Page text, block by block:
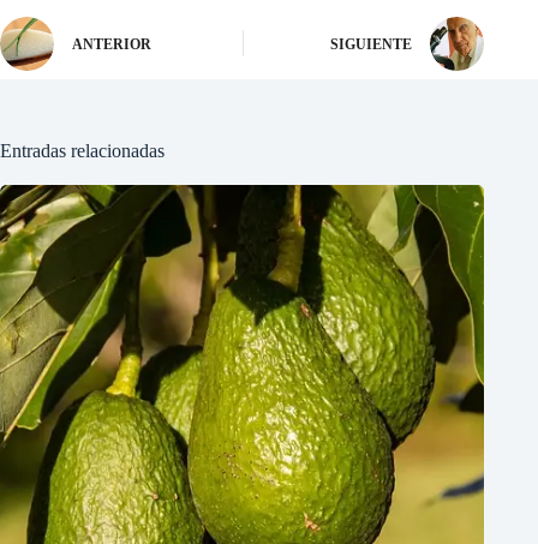
ANTERIOR SIGUIENTE
Entradas relacionadas